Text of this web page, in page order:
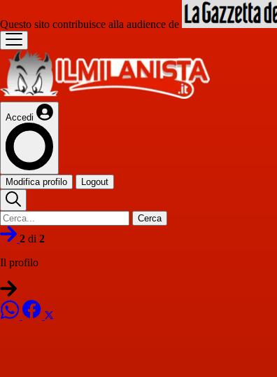
Questo sito contribuisce alla audience de
Accedi
Modifica profilo Logout
Cerca
2 di 2
Il profilo